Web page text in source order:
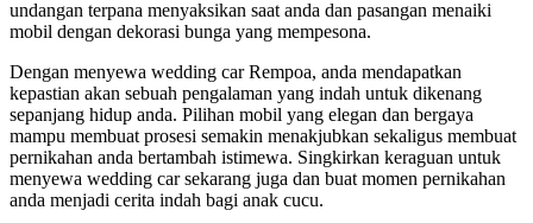
undangan terpana menyaksikan saat anda dan pasangan menaiki
mobil dengan dekorasi bunga yang mempesona.
Dengan menyewa wedding car Rempoa, anda mendapatkan
kepastian akan sebuah pengalaman yang indah untuk dikenang
sepanjang hidup anda. Pilihan mobil yang elegan dan bergaya
mampu membuat prosesi semakin menakjubkan sekaligus membuat
pernikahan anda bertambah istimewa. Singkirkan keraguan untuk
menyewa wedding car sekarang juga dan buat momen pernikahan
anda menjadi cerita indah bagi anak cucu.